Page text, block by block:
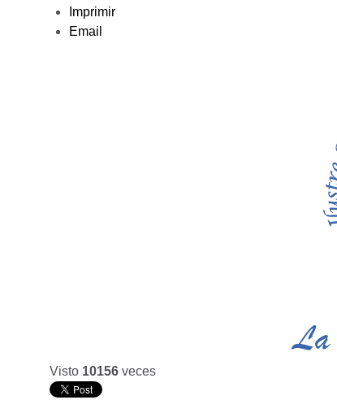
Imprimir
Email
Visto 10156 veces